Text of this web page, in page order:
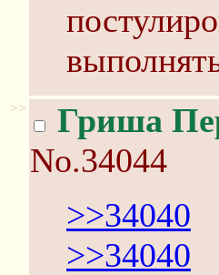
>> Гриша
No.34044
>>34040
>>34040